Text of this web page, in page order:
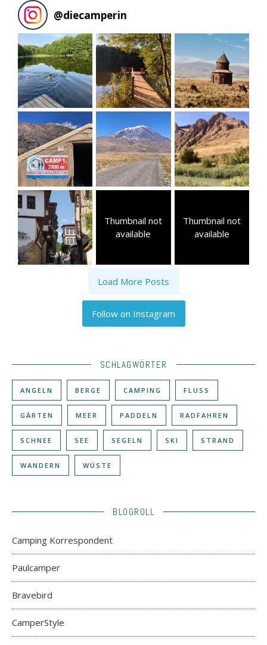
@diecamperin
Thumbnail not
available
Thumbnail not
available
Load More Posts
Follow on Instagram
SCHLAGWÖRTER
ANGELN BERGE CAMPING FLUSS
GÄRTEN MEER PADDELN RADFAHREN
SCHNEE SEE SEGELN SKI STRAND
WANDERN WÜSTE
BLOGROLL
Camping Korrespondent
Paulcamper
Bravebird
CamperStyle